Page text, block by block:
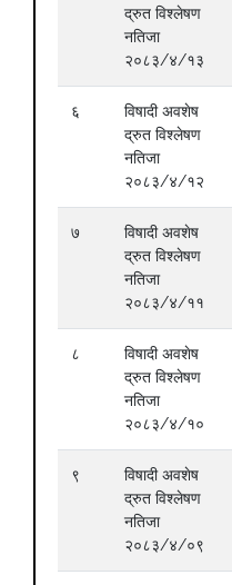
द्रुत विश्लेषण
नतिजा
२०८३/४/१३
६
विषादी अवशेष
द्रुत विश्लेषण
नतिजा
२०८३/४/१२
७
विषादी अवशेष
द्रुत विश्लेषण
नतिजा
२०८३/४/११
८
विषादी अवशेष
द्रुत विश्लेषण
नतिजा
२०८३/४/१०
९
विषादी अवशेष
द्रुत विश्लेषण
नतिजा
२०८३/४/०९